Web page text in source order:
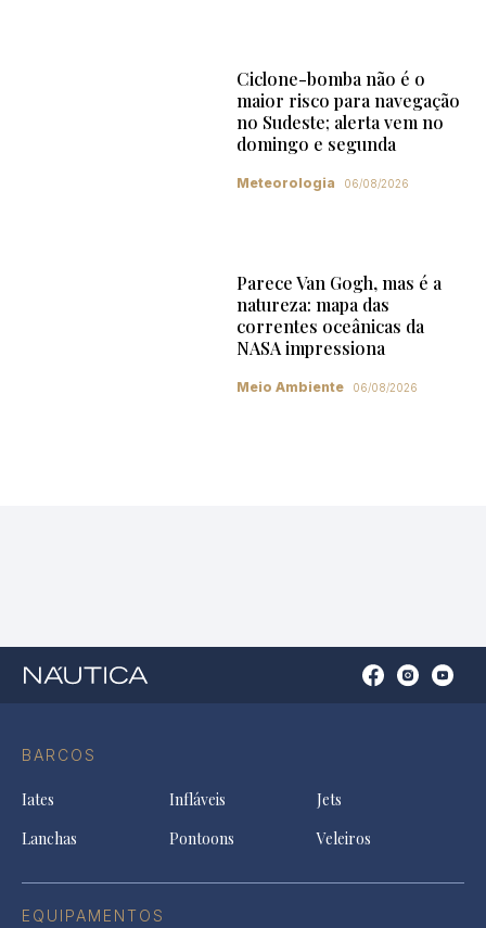
Ciclone-bomba não é o
maior risco para navegação
no Sudeste; alerta vem no
domingo e segunda
Meteorologia 06/08/2026
Parece Van Gogh, mas é a
natureza: mapa das
correntes oceânicas da
NASA impressiona
Meio Ambiente 06/08/2026
BARCOS
Iates Infláveis
Jets
Lanchas
Pontoons Veleiros
EQUIPAMENTOS
OpenOpenOpen